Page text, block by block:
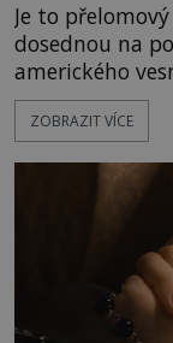
Je to
dosednou na
amerického
jsou schopny
opředené
zvané
připomínající
ZOBRAZIT VÍCE